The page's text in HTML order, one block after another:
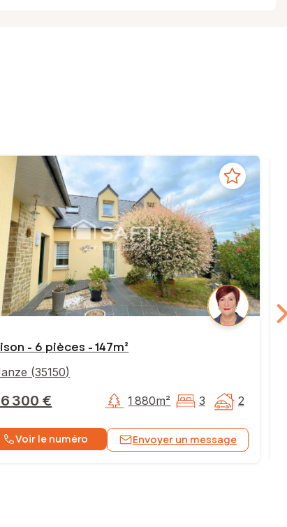
- 6 pièces - 147m²
(35150)
300 € 1 880m² 3 2
Voir le numéro Envoyer un message